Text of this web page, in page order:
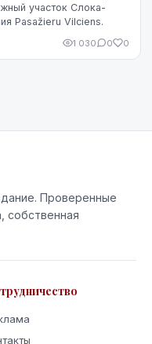
участок Слока-
Pasažieru Vilсiens.
1 030 0 0
Проверенные
собственная